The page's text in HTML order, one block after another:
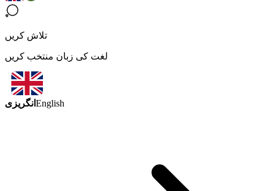
تلاش کریں
لغت کی زبان منتخب کریں
انگریزی English